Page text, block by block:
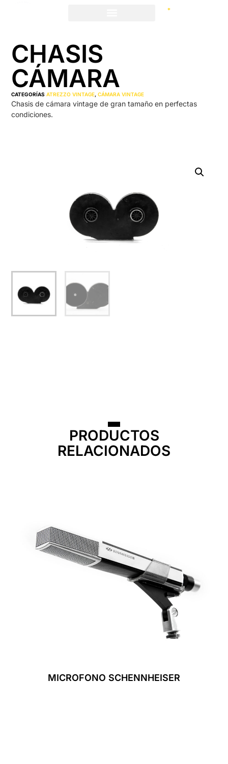
CHASIS
CÁMARA
CATEGORÍAS ATREZZO VINTAGE,CÁMARA VINTAGE
Chasis de cámara vintage de gran tamaño en perfectas
condiciones.
PRODUCTOS
RELACIONADOS
MICROFONO SCHENNHEISER